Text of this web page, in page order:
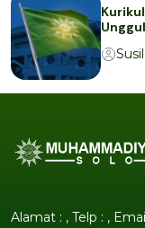
Unggul
Alamat : , Telp : ,